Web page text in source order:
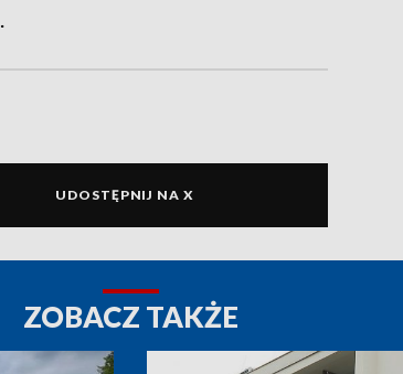
UDOSTĘPNIJ NA X
ZOBACZ TAKŻE